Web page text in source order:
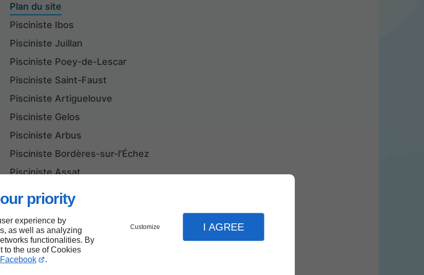
priority
experience by
as well as analyzing
functionalities. By
to the use of Cookies
Facebook .
Customize I AGREE
Plan du site
Pisciniste Ibos
Pisciniste Juillan
Pisciniste Poey-de-Lescar
Pisciniste Saint-Faust
Pisciniste Artiguelouve
Pisciniste Gelos
Pisciniste Arbus
Pisciniste Bordères-sur-l'Échez
Pisciniste Assat
Pisciniste Aressy
Pisciniste Rontignon
Pisciniste Sendets
Pisciniste Lée
Pisciniste Meillon